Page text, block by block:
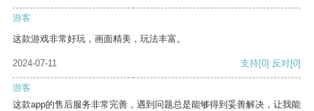
游客
这款游戏非常好玩，画面精美，玩法丰富。
2024-07-11 支持[0] 反对[0]
游客
这款app的售后服务非常完善，遇到问题总是能够得到妥善解决，让我能